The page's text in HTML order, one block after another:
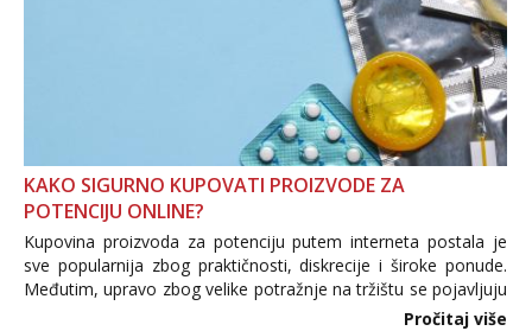
KAKO SIGURNO KUPOVATI PROIZVODE ZA
POTENCIJU ONLINE?
Kupovina proizvoda za potenciju putem interneta postala je
sve popularnija zbog praktičnosti, diskrecije i široke ponude.
Međutim, upravo zbog velike potražnje na tržištu se pojavljuju
i brojni krivotvoreni proizvodi, nepouzdane internetske
Pročitaj više